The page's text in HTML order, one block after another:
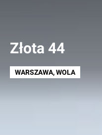
Złota 44
WARSZAWA, WOLA